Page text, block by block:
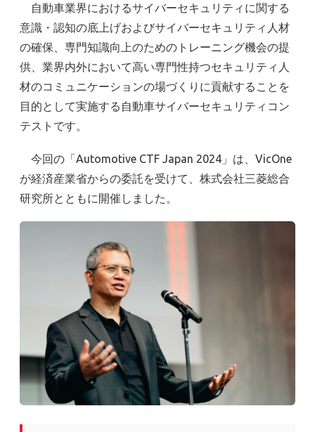
自動車業界におけるサイバーセキュリティに関する
意識・認知の底上げおよびサイバーセキュリティ人材
の確保、専門知識向上のためのトレーニング機会の提
供、業界内外において高い専門性持つセキュリティ人
材のコミュニケーションの場づくりに貢献することを
目的として実施する自動車サイバーセキュリティコン
テストです。
今回の「Automotive CTF Japan 2024」は、VicOne
が経済産業省からの委託を受けて、株式会社三菱総合
研究所とともに開催しました。